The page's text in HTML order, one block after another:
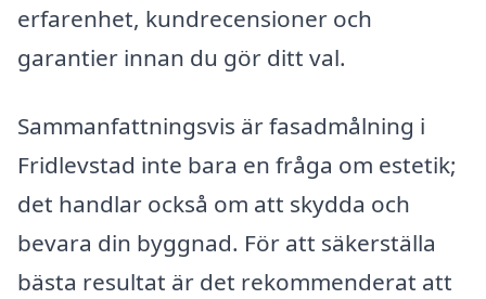
erfarenhet, kundrecensioner och
garantier innan du gör ditt val.
Sammanfattningsvis är fasadmålning i
Fridlevstad inte bara en fråga om estetik;
det handlar också om att skydda och
bevara din byggnad. För att säkerställa
bästa resultat är det rekommenderat att